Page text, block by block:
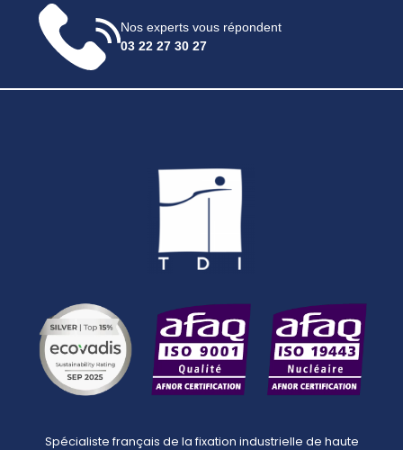
Nos experts vous répondent
03 22 27 30 27
Spécialiste français de la fixation industrielle de haute